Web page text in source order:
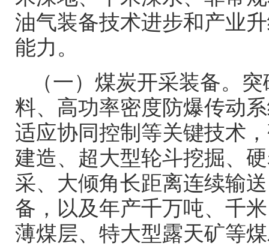
油气装备技术进步和产业
能力。
（一）煤炭开采装备。
料、高功率密度防爆传动
适应协同控制等关键技术
建造、超大型轮斗挖掘、
采、大倾角长距离连续输
备，以及年产千万吨、千
薄煤层、特大型露天矿等